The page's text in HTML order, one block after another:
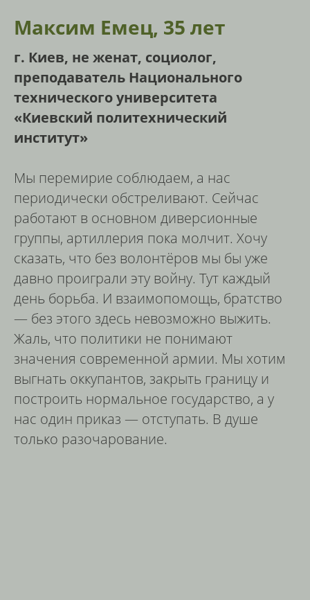
Максим Емец, 35 лет
г. Киев, не женат, социолог,
преподаватель Национального
технического университета
«Киевский политехнический
институт»
Мы перемирие соблюдаем, а нас
периодически обстреливают. Сейчас
работают в основном диверсионные
группы, артиллерия пока молчит. Хочу
сказать, что без волонтёров мы бы уже
давно проиграли эту войну. Тут каждый
день борьба. И взаимопомощь, братство
— без этого здесь невозможно выжить.
Жаль, что политики не понимают
значения современной армии. Мы хотим
выгнать оккупантов, закрыть границу и
построить нормальное государство, а у
нас один приказ — отступать. В душе
только разочарование.